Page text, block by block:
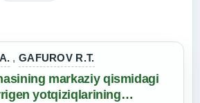
,GAFUROV R.T.
markaziy qismidagi
yotqiziqlarining